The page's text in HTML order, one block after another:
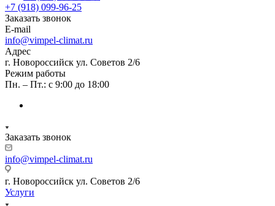
+7 (918) 099-96-25
Заказать звонок
E-mail
info@vimpel-climat.ru
Адрес
г. Новороссийск ул. Советов 2/6
Режим работы
Пн. – Пт.: с 9:00 до 18:00
Заказать звонок
info@vimpel-climat.ru
г. Новороссийск ул. Советов 2/6
Услуги